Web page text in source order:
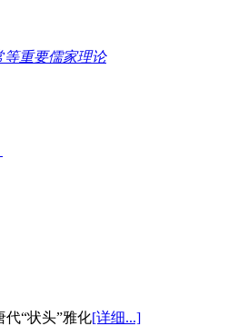
等重要儒家理论
代“状头”雅化[详细...]